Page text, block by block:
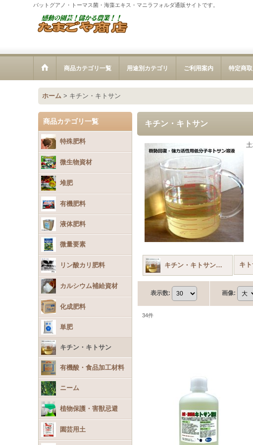
バットグアノ・トーマス菌・海藻エキス・マニラフォルダ通販サイトです。
商品カテゴリ一覧 用途別カテゴリ ご利用案内 特定商
ホーム > キチン・キトサン
商品カテゴリ一覧
特殊肥料
微生物資材
堆肥
有機肥料
液体肥料
微量要素
リン酸カリ肥料
カルシウム補給資材
化成肥料
単肥
キチン・キトサン
有機酸・食品加工材料
ニーム
植物保護・害獣忌避
園芸用土
キチン・キトサン
キチン・キトサン (全商品) キ
表示数: 画像:
34件